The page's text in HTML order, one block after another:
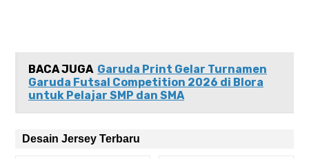
BACA JUGA Garuda Print Gelar Turnamen
Garuda Futsal Competition 2026 di Blora
untuk Pelajar SMP dan SMA
Desain Jersey Terbaru